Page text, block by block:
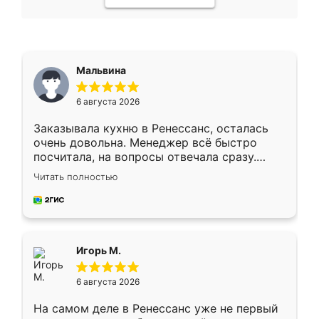
Мальвина
6 августа 2026
Заказывала кухню в Ренессанс, осталась
очень довольна. Менеджер всё быстро
посчитала, на вопросы отвечала сразу.
Замерщик приехал в субботу, подошёл к
делу со всей ответственностью. Собрали
за день, ребята работали аккуратно, даже
Читать полностью
Игорь М.
6 августа 2026
На самом деле в Ренессанс уже не первый